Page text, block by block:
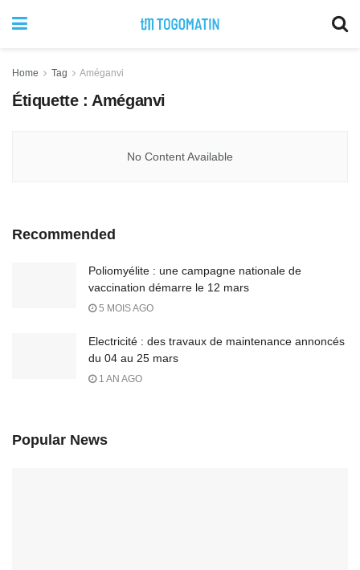
Home Tag Améganvi
Étiquette : Améganvi
No Content Available
Recommended
Poliomyélite : une campagne nationale de
vaccination démarre le 12 mars
5 MOIS AGO
Electricité : des travaux de maintenance annoncés
du 04 au 25 mars
1 AN AGO
Popular News